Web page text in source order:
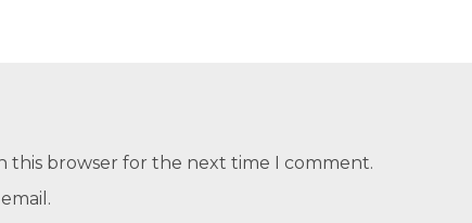
this browser for the next time I comment.